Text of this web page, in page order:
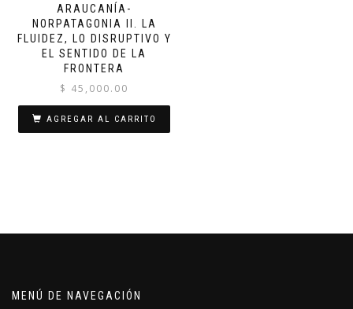
ARAUCANÍA-
NORPATAGONIA II. LA
FLUIDEZ, LO DISRUPTIVO Y
EL SENTIDO DE LA
FRONTERA
$ 45,000.00
AGREGAR AL CARRITO
MENÚ DE NAVEGACIÓN